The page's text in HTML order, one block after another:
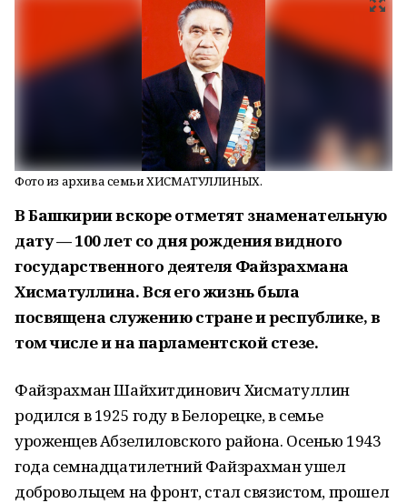
Фото из архива семьи ХИСМАТУЛЛИНЫХ.
В Башкирии вскоре отметят знаменательную
дату — 100 лет со дня рождения видного
государственного деятеля Файзрахмана
Хисматуллина. Вся его жизнь была
посвящена служению стране и республике, в
том числе и на парламентской стезе.
Файзрахман Шайхитдинович Хисматуллин
родился в 1925 году в Белорецке, в семье
уроженцев Абзелиловского района. Осенью 1943
года семнадцатилетний Файзрахман ушел
добровольцем на фронт, стал связистом, прошел